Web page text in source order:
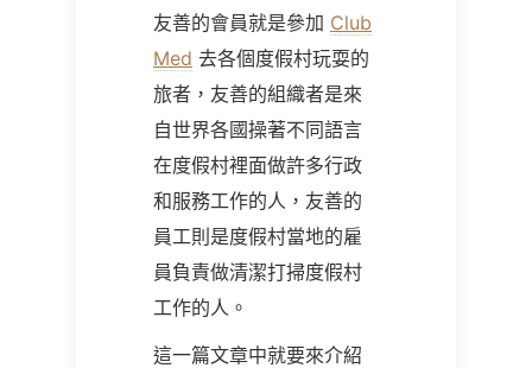
友善的會員就是參加 Club
Med 去各個度假村玩耍的
旅者，友善的組織者是來
自世界各國操著不同語言
在度假村裡面做許多行政
和服務工作的人，友善的
員工則是度假村當地的雇
員負責做清潔打掃度假村
工作的人。
這一篇文章中就要來介紹